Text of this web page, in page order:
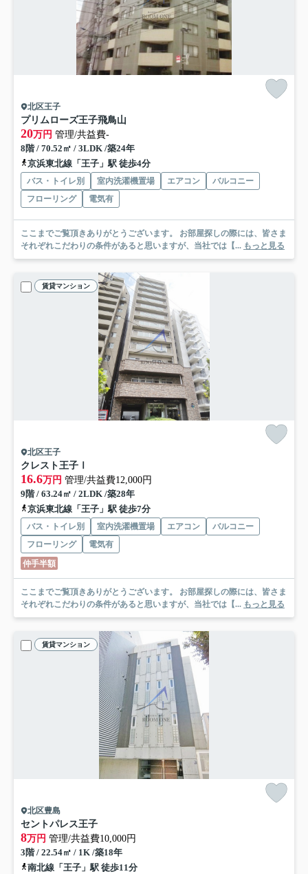
北区王子
プリムローズ王子飛鳥山
20万円 管理/共益費-
8階 / 70.52㎡ / 3LDK /築24年
京浜東北線「王子」駅 徒歩4分
バス・トイレ別 室内洗濯機置場 エアコン
バルコニー
フローリング
電気有
ここまでご覧頂きありがとうございます。 お部屋探しの際には、皆さま
それぞれこだわりの条件があると思いますが、当社では【... もっと見る
賃貸マンション
北区王子
クレスト王子Ⅰ
16.6万円 管理/共益費12,000円
9階 / 63.24㎡ / 2LDK /築28年
京浜東北線「王子」駅 徒歩7分
バス・トイレ別 室内洗濯機置場 エアコン
バルコニー
フローリング
電気有
仲手半額
ここまでご覧頂きありがとうございます。 お部屋探しの際には、皆さま
それぞれこだわりの条件があると思いますが、当社では【... もっと見る
賃貸マンション
北区豊島
セントパレス王子
8万円 管理/共益費10,000円
3階 / 22.54㎡ / 1K /築18年
南北線「王子」駅 徒歩11分